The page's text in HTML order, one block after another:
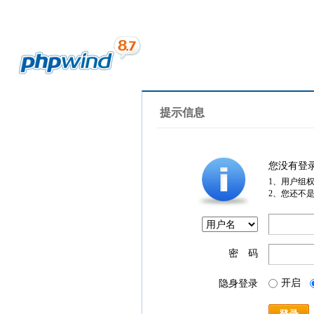
提示信息
您没有登
1、用户组
2、您还不
密 码
隐身登录 开启